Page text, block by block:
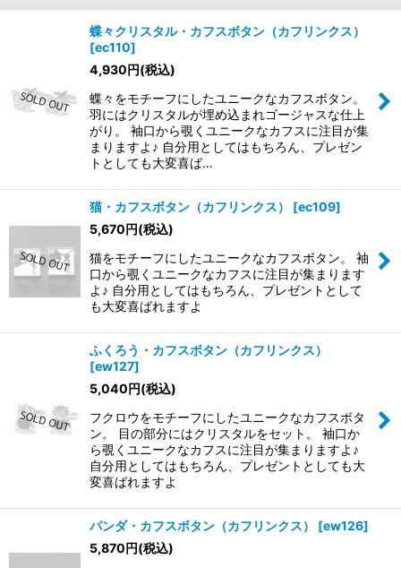
蝶々クリスタル・カフスボタン（カフリンクス）
[ec110]
4,930円(税込)
蝶々をモチーフにしたユニークなカフスボタン。
羽にはクリスタルが埋め込まれゴージャスな仕上
がり。 袖口から覗くユニークなカフスに注目が集
まりますよ♪ 自分用としてはもちろん、プレゼン
トとしても大変喜ば…
猫・カフスボタン（カフリンクス） [ec109]
5,670円(税込)
猫をモチーフにしたユニークなカフスボタン。 袖
口から覗くユニークなカフスに注目が集まります
よ♪ 自分用としてはもちろん、プレゼントとして
も大変喜ばれますよ
ふくろう・カフスボタン（カフリンクス）
[ew127]
5,040円(税込)
フクロウをモチーフにしたユニークなカフスボタ
ン。 目の部分にはクリスタルをセット。 袖口か
ら覗くユニークなカフスに注目が集まりますよ♪
自分用としてはもちろん、プレゼントとしても大
変喜ばれますよ
パンダ・カフスボタン（カフリンクス） [ew126]
5,870円(税込)